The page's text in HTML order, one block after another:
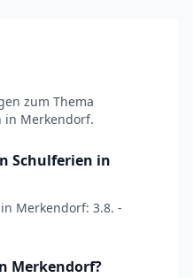
zum Thema
in Merkendorf.
Schulferien in
Merkendorf: 3.8. -
Merkendorf?